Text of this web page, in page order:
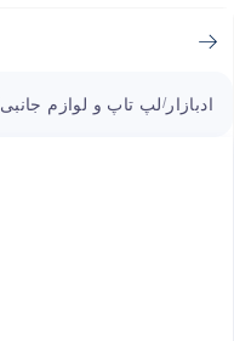
ادبازار /لپ تاپ و لوازم جانبی